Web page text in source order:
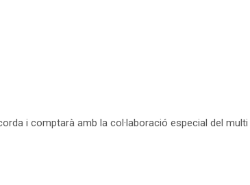
i comptarà amb la col·laboració especial del